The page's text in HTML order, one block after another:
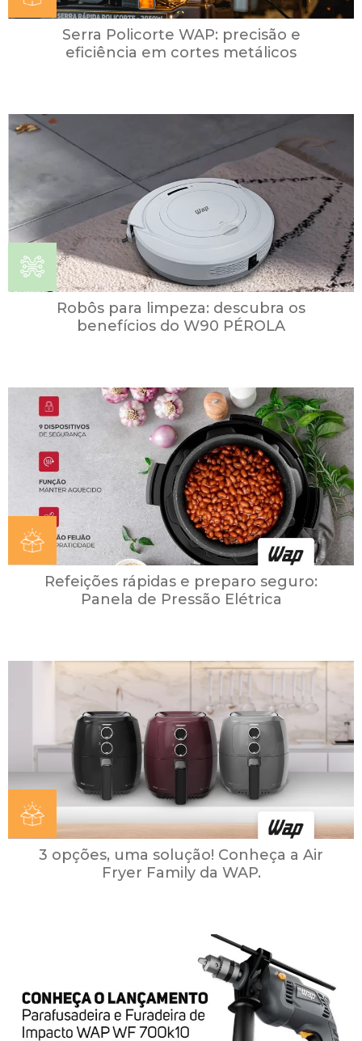
Serra Policorte WAP: precisão e
eficiência em cortes metálicos
Robôs para limpeza: descubra os
benefícios do W90 PÉROLA
Refeições rápidas e preparo seguro:
Panela de Pressão Elétrica
3 opções, uma solução! Conheça a Air
Fryer Family da WAP.